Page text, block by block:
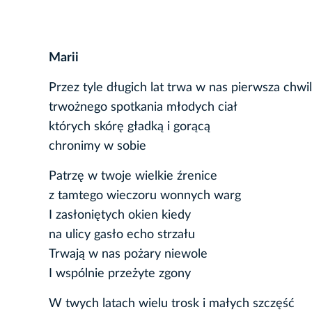
Marii
Przez tyle długich lat trwa w nas pierwsza
trwożnego spotkania młodych ciał
których skórę gładką i gorącą
chronimy w sobie
Patrzę w twoje wielkie źrenice
z tamtego wieczoru wonnych warg
I zasłoniętych okien kiedy
na ulicy gasło echo strzału
Trwają w nas pożary niewole
I wspólnie przeżyte zgony
W twych latach wielu trosk i małych szczęść